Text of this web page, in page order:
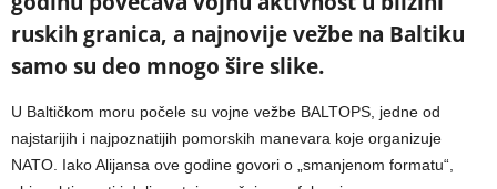
ruskih granica, a najnovije vežbe na Baltiku
samo su deo mnogo šire slike.
U Baltičkom moru počele su vojne vežbe BALTOPS, jedne od
najstarijih i najpoznatijih pomorskih manevara koje organizuje
NATO. Iako Alijansa ove godine govori o „smanjenom formatu“,